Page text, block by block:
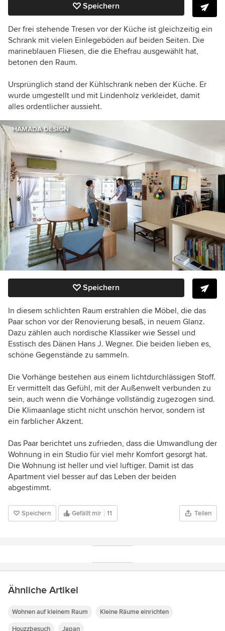
Speichern
Der frei stehende Tresen vor der Küche ist gleichzeitig ein
Schrank mit vielen Einlegeböden auf beiden Seiten. Die
marineblauen Fliesen, die die Ehefrau ausgewählt hat,
betonen den Raum.
Ursprünglich stand der Kühlschrank neben der Küche. Er
wurde umgestellt und mit Lindenholz verkleidet, damit
alles ordentlicher aussieht.
HAMADA DESIGN
Speichern
In diesem schlichten Raum erstrahlen die Möbel, die das
Paar schon vor der Renovierung besaß, in neuem Glanz.
Dazu zählen auch nordische Klassiker wie Sessel und
Esstisch des Dänen Hans J. Wegner. Die beiden lieben es,
schöne Gegenstände zu sammeln.
Die Vorhänge bestehen aus einem lichtdurchlässigen Stoff.
Er vermittelt das Gefühl, mit der Außenwelt verbunden zu
sein, auch wenn die Vorhänge vollständig zugezogen sind.
Die Klimaanlage sticht nicht unschön hervor, sondern ist
ein farblicher Akzent.
Das Paar berichtet uns zufrieden, dass die Umwandlung der
Wohnung in ein Studio für viel mehr Komfort gesorgt hat.
Die Wohnung ist heller und viel luftiger. Damit ist das
Apartment viel besser auf das Leben der beiden
abgestimmt.
Speichern Gefällt mir 11 Teilen
Ähnliche Artikel
Wohnen auf kleinem Raum Kleine Räume einrichten
Houzzbesuch Japan